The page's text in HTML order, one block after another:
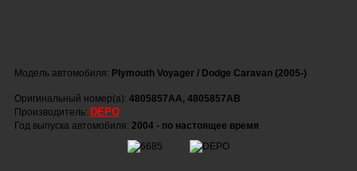
Модель автомобиля: Plymouth Voyager / Dodge Caravan (2005-)
Оригинальный номер(а): 4805857AA, 4805857AB
Производитель: DEPO
Год выпуска автомобиля: 2004 - по настоящее время